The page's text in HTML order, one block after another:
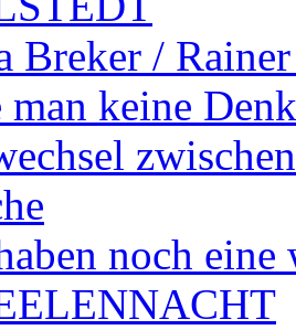
Breker /
man keine
noch